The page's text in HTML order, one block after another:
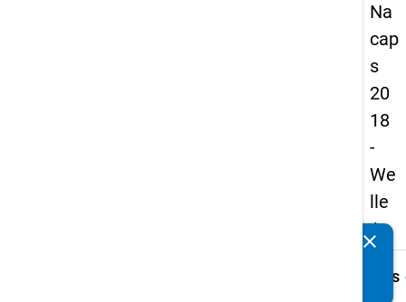
Na
cap
s
20
18
-
We
lle
1
Details
clear